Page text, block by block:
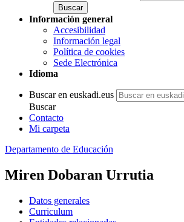
Información general
Accesibilidad
Información legal
Política de cookies
Sede Electrónica
Idioma
Buscar en euskadi.eus
Buscar
Contacto
Mi carpeta
Departamento de Educación
Miren Dobaran Urrutia
Datos generales
Curriculum